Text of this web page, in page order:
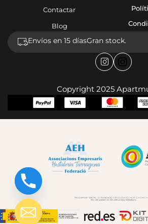
Contactar
Blog
Envíos en 15 díasGran stock.
Copyright 2025